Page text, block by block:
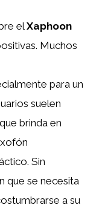
elXaphoon
Muchos
para un
suelen
que brinda en
Sin
que se necesita
a su